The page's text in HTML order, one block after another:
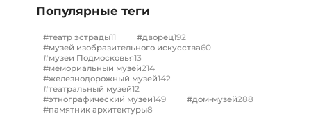
Популярные теги
#театр эстрады11 #дворец192
#музей изобразительного искусства60
#музеи Подмосковья13
#мемориальный музей214
#железнодорожный музей142
#театральный музей12
#этнографический музей149 #дом-музей288
#памятник архитектуры8